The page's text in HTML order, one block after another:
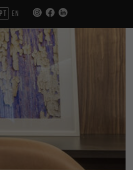
PT EN